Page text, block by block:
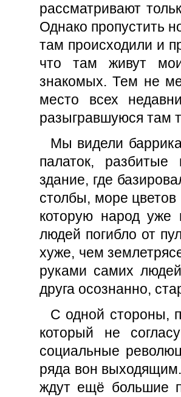
рассматривают
Однако пропустить
там происходили и
что там живут
знакомых. Тем не
место всех
разыгравшуюся там
Мы видели
палаток,
здание, где
столбы, море
которую народ уже
людей погибло от
хуже, чем
руками самих
друга осознанно,
С одной стороны,
который не
социальные
ряда вон
ждут ещё большие